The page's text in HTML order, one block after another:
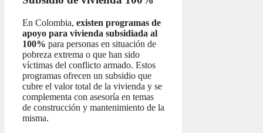
En Colombia, existen programas de
apoyo para vivienda subsidiada al
100% para personas en situación de
pobreza extrema o que han sido
víctimas del conflicto armado. Estos
programas ofrecen un subsidio que
cubre el valor total de la vivienda y se
complementa con asesoría en temas
de construcción y mantenimiento de la
misma.